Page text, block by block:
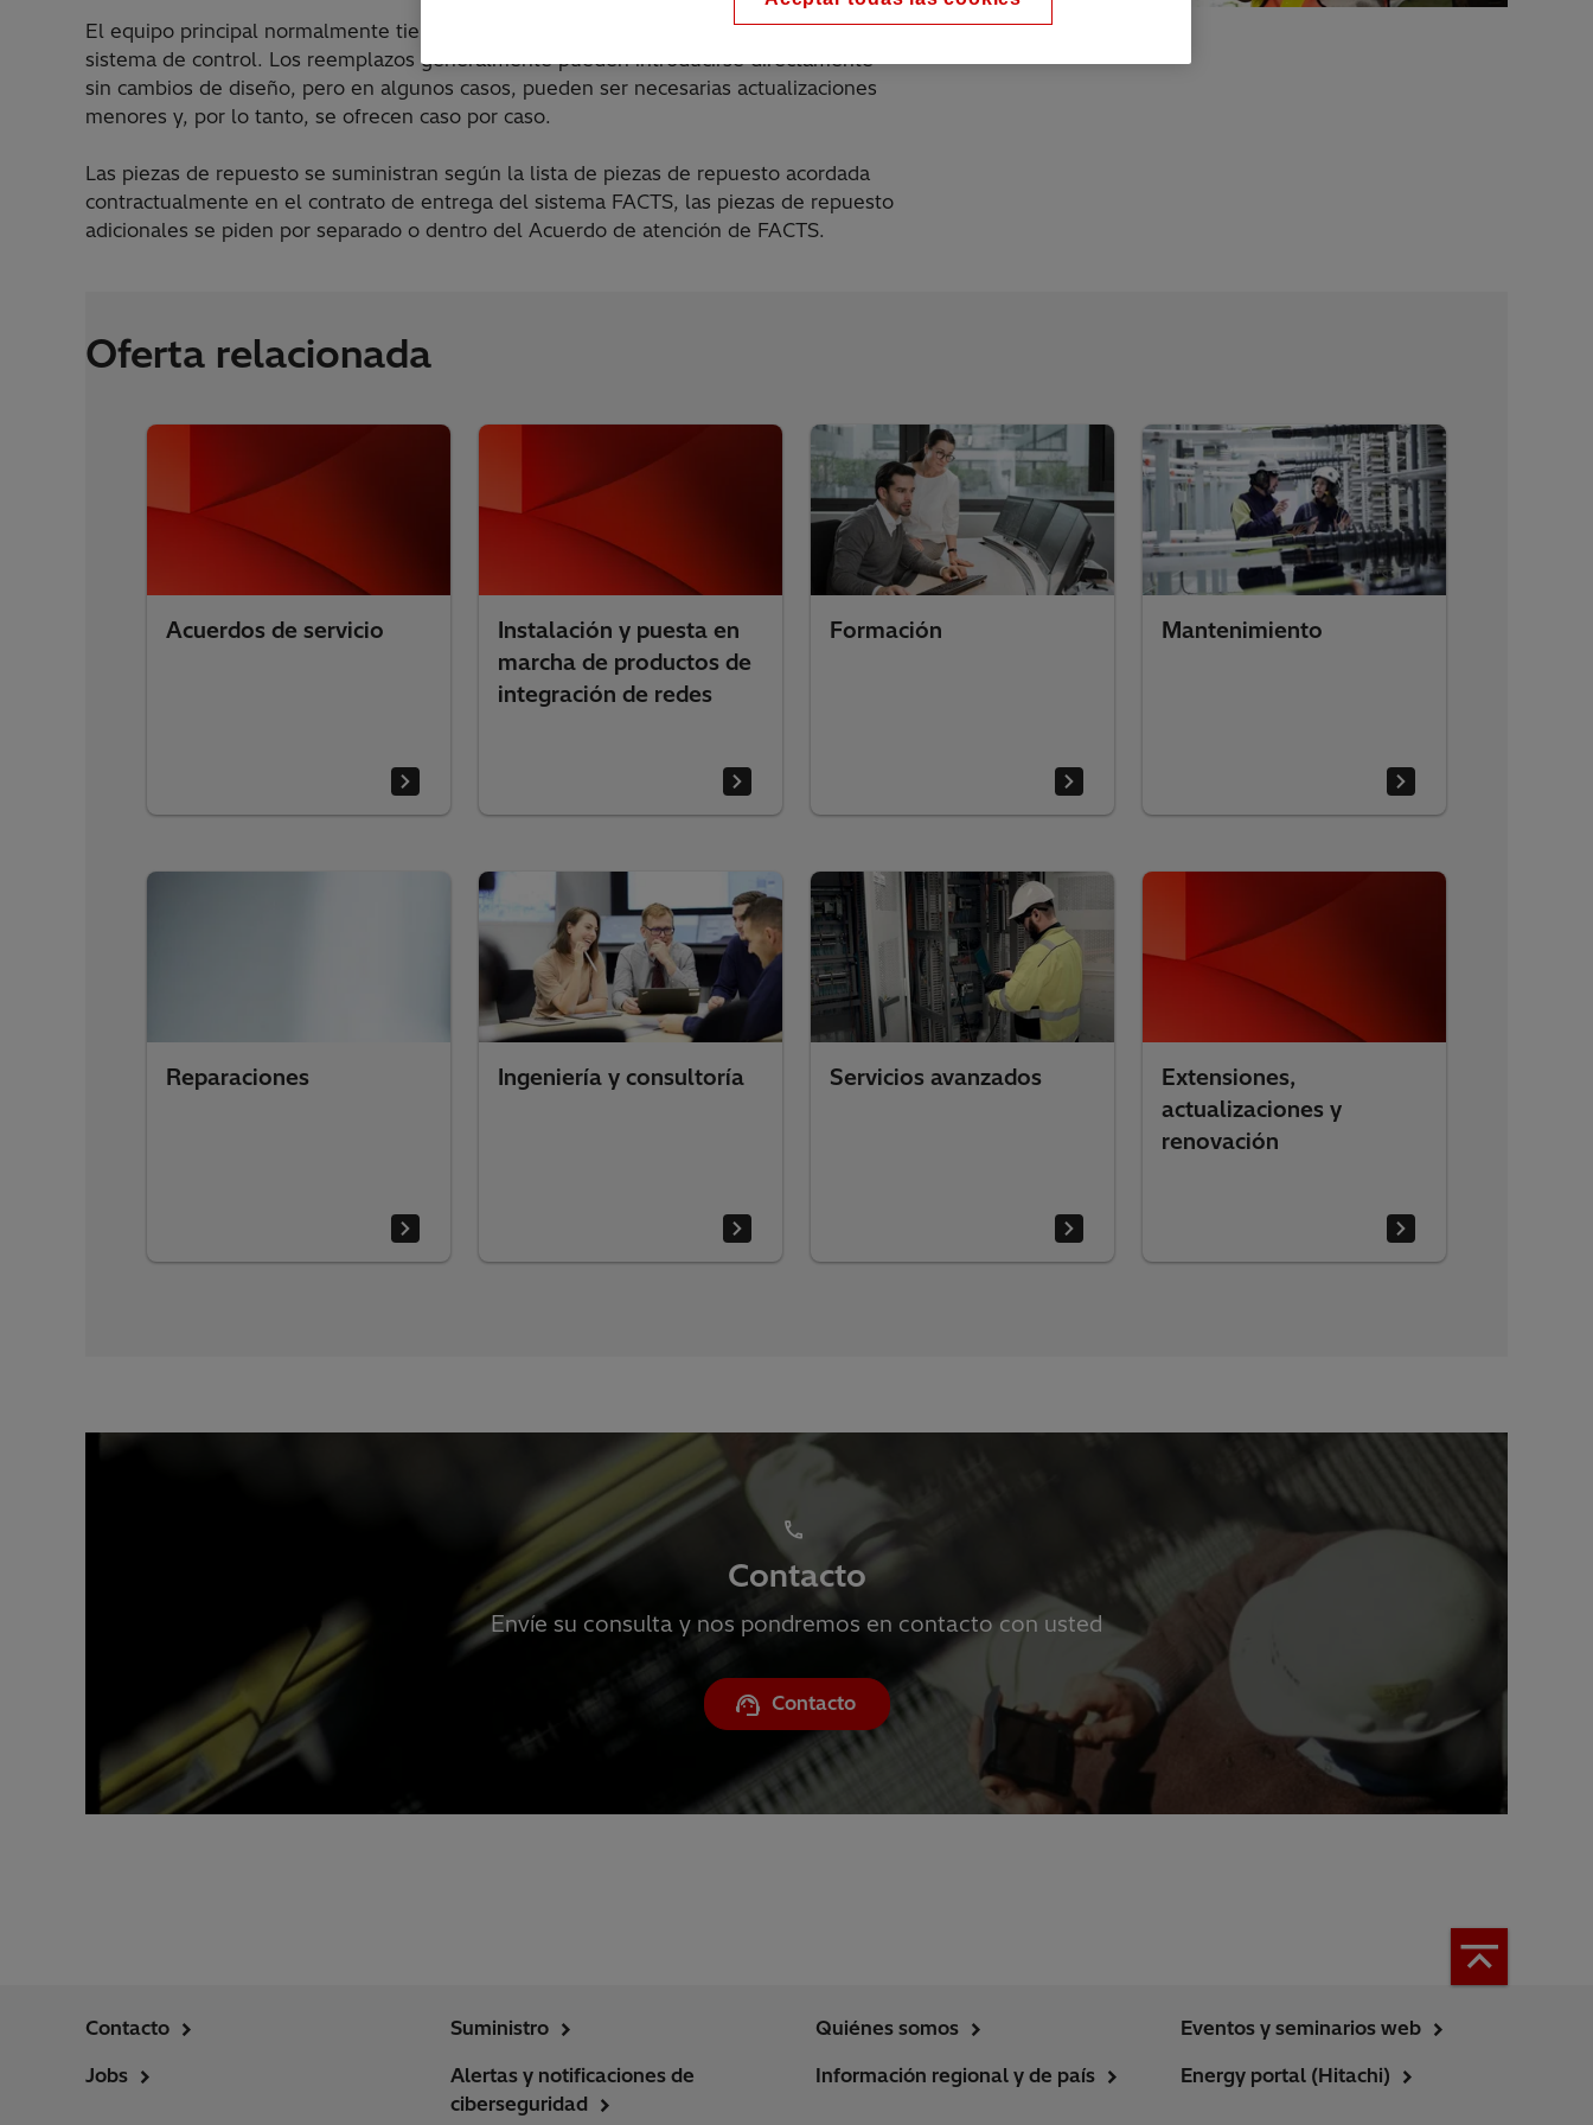
El equipo principal normalmente tiene una vida útil más larga que el equipo del
sistema de control. Los reemplazos generalmente pueden introducirse directamente
sin cambios de diseño, pero en algunos casos, pueden ser necesarias actualizaciones
menores y, por lo tanto, se ofrecen caso por caso.
Las piezas de repuesto se suministran según la lista de piezas de repuesto acordada
contractualmente en el contrato de entrega del sistema FACTS, las piezas de repuesto
adicionales se piden por separado o dentro del Acuerdo de atención de FACTS.
Oferta relacionada
Acuerdos de servicio
Instalación y puesta en
marcha de productos de
integración de redes
Formación Mantenimiento
Reparaciones Ingeniería y consultoría Servicios avanzados
Extensiones,
actualizaciones y
renovación
Contacto
Envíe su consulta y nos pondremos en contacto con usted
Contacto
Contacto
Jobs
Suministro
Alertas y notificaciones de
ciberseguridad
Quiénes somos
Información regional y de país
Eventos y seminarios web
Energy portal (Hitachi)